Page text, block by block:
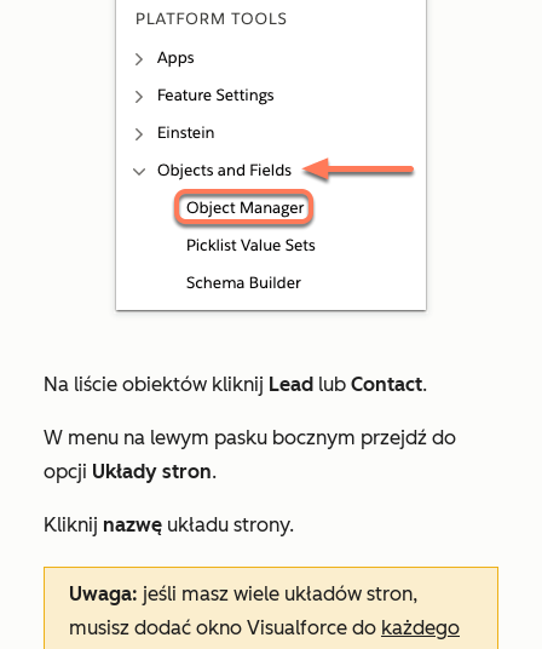
Na liście obiektów kliknij Lead lub Contact.
W menu na lewym pasku bocznym przejdź do
opcji Układy stron.
Kliknij nazwę układu strony.
Uwaga: jeśli masz wiele układów stron,
musisz dodać okno Visualforce do każdego